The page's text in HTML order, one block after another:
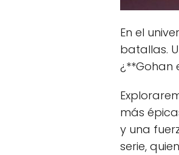
En el
batallas.
¿**Gohan
más
y una
serie,